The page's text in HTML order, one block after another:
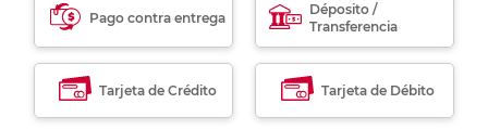
Pago contra entrega
Déposito /
Transferencia
Tarjeta de Crédito Tarjeta de Débito